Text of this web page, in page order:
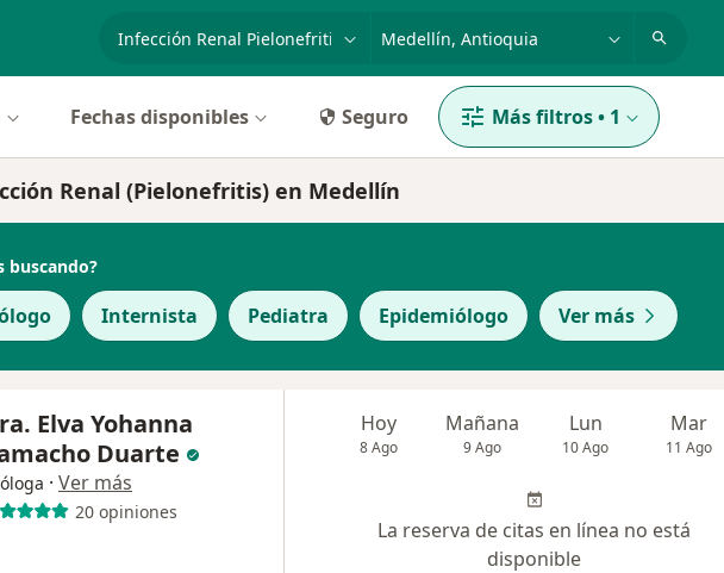
especialidad, enfermedad o nombrep. ej. Bogotá
Fechas disponibles Seguro Más filtros• 1
Renal (Pielonefritis) en Medellín
buscando?
Internista Pediatra Epidemiólogo Ver más
Elva Yohanna
Duarte
· Ver más
20 opiniones
Hoy
8 Ago
Mañana
9 Ago
Lun
10 Ago
Mar
11 Ago
La reserva de citas en línea no está
disponible